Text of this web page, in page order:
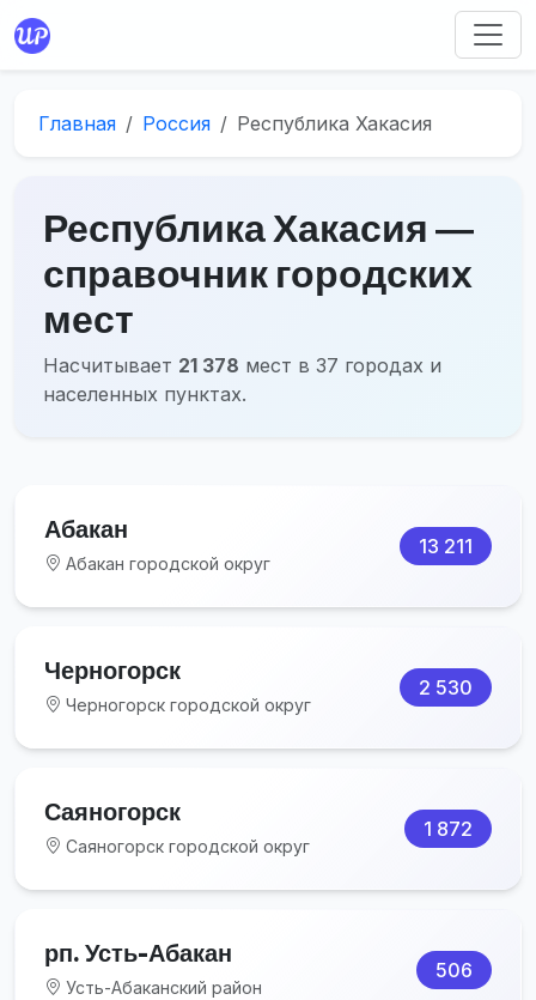
Главная Россия Республика Хакасия
Республика Хакасия ―
справочник городских
мест
Насчитывает 21 378 мест в 37 городах и
населенных пунктах.
Абакан
Абакан городской округ
13 211
Черногорск
Черногорск городской округ
2 530
Саяногорск
Саяногорск городской округ
1 872
рп. Усть-Абакан
Усть-Абаканский район
506